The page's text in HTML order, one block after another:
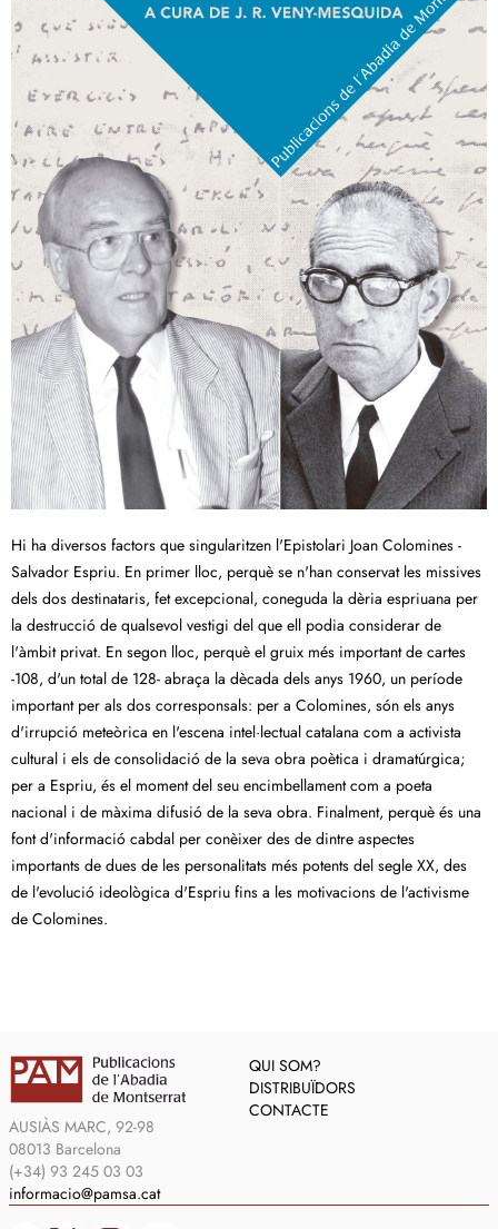
Hi ha diversos factors que singularitzen l'Epistolari Joan Colomines -
Salvador Espriu. En primer lloc, perquè se n'han conservat les missives
dels dos destinataris, fet excepcional, coneguda la dèria espriuana per
la destrucció de qualsevol vestigi del que ell podia considerar de
l'àmbit privat. En segon lloc, perquè el gruix més important de cartes
-108, d'un total de 128- abraça la dècada dels anys 1960, un període
important per als dos corresponsals: per a Colomines, són els anys
d'irrupció meteòrica en l'escena intel·lectual catalana com a activista
cultural i els de consolidació de la seva obra poètica i dramatúrgica;
per a Espriu, és el moment del seu encimbellament com a poeta
nacional i de màxima difusió de la seva obra. Finalment, perquè és una
font d'informació cabdal per conèixer des de dintre aspectes
importants de dues de les personalitats més potents del segle XX, des
de l'evolució ideològica d'Espriu fins a les motivacions de l'activisme
de Colomines.
AUSIÀS MARC, 92-98
08013 Barcelona
(+34) 93 245 03 03
informacio@pamsa.cat
QUI SOM?
DISTRIBUÏDORS
CONTACTE